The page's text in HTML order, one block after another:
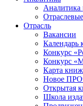
Аналитика
Отрасль
Вакансии
Календарь
Конкурс
Конкурс
Карта
Новое
Открытая
Школа